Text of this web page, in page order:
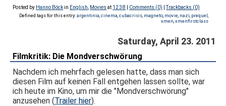
Posted by Hanno Böckin English Movies at 12:38 Comments (0) |Trackbacks (0)
Defined tags for this entry:argentinia cinema cubacrisis, magneto, movie nazi prequel
xmen xmenfirstclass
Saturday, April 23. 2011
Filmkritik: Die Mondverschwörung
Nachdem ich mehrfach gelesen hatte, dass man sich
diesen Film auf keinen Fall entgehen lassen sollte, war
ich heute im Kino, um mir die "Mondverschwörung"
anzusehen (Trailer hier).